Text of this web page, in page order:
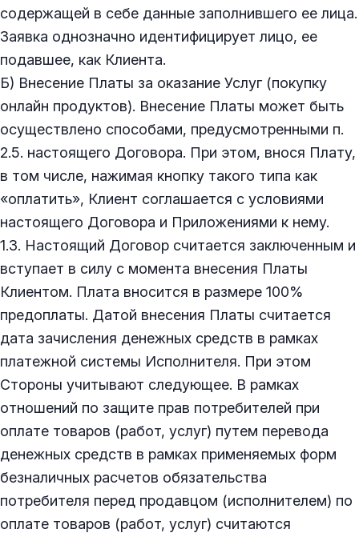
содержащей в себе данные заполнившего ее лица.
Заявка однозначно идентифицирует лицо, ее
подавшее, как Клиента.
Б) Внесение Платы за оказание Услуг (покупку
онлайн продуктов). Внесение Платы может быть
осуществлено способами, предусмотренными п.
2.5. настоящего Договора. При этом, внося Плату,
в том числе, нажимая кнопку такого типа как
«оплатить», Клиент соглашается с условиями
настоящего Договора и Приложениями к нему.
1.3. Настоящий Договор считается заключенным и
вступает в силу с момента внесения Платы
Клиентом. Плата вносится в размере 100%
предоплаты. Датой внесения Платы считается
дата зачисления денежных средств в рамках
платежной системы Исполнителя. При этом
Стороны учитывают следующее. В рамках
отношений по защите прав потребителей при
оплате товаров (работ, услуг) путем перевода
денежных средств в рамках применяемых форм
безналичных расчетов обязательства
потребителя перед продавцом (исполнителем) по
оплате товаров (работ, услуг) считаются